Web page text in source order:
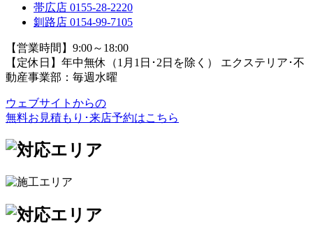
帯広店 0155-28-2220
釧路店 0154-99-7105
【営業時間】9:00～18:00
【定休日】年中無休（1月1日･2日を除く） エクステリア･不
動産事業部：毎週水曜
ウェブサイトからの
無料お見積もり･来店予約はこちら